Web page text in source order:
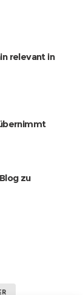
relevant in
zu